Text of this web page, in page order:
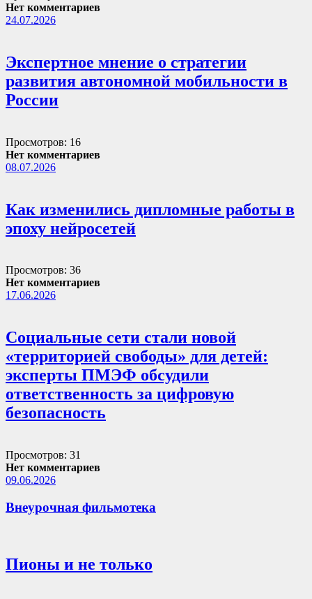
Нет комментариев
24.07.2026
Экспертное мнение о стратегии
развития автономной мобильности в
России
Просмотров: 16
Нет комментариев
08.07.2026
Как изменились дипломные работы в
эпоху нейросетей
Просмотров: 36
Нет комментариев
17.06.2026
Социальные сети стали новой
«территорией свободы» для детей:
эксперты ПМЭФ обсудили
ответственность за цифровую
безопасность
Просмотров: 31
Нет комментариев
09.06.2026
Внеурочная фильмотека
Пионы и не только